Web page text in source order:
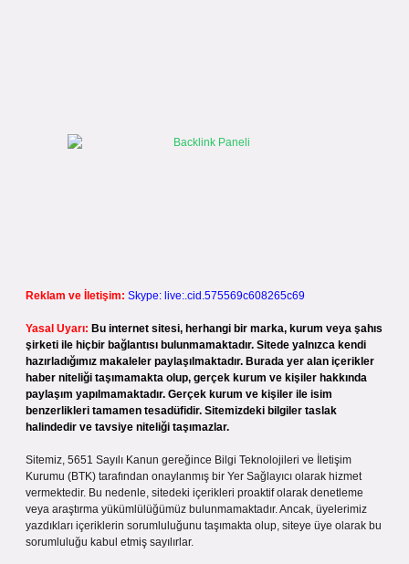
Reklam ve İletişim: Skype: live:.cid.575569c608265c69
Yasal Uyarı: Bu internet sitesi, herhangi bir marka, kurum veya şahıs
şirketi ile hiçbir bağlantısı bulunmamaktadır. Sitede yalnızca kendi
hazırladığımız makaleler paylaşılmaktadır. Burada yer alan içerikler
haber niteliği taşımamakta olup, gerçek kurum ve kişiler hakkında
paylaşım yapılmamaktadır. Gerçek kurum ve kişiler ile isim
benzerlikleri tamamen tesadüfidir. Sitemizdeki bilgiler taslak
halindedir ve tavsiye niteliği taşımazlar.
Sitemiz, 5651 Sayılı Kanun gereğince Bilgi Teknolojileri ve İletişim
Kurumu (BTK) tarafından onaylanmış bir Yer Sağlayıcı olarak hizmet
vermektedir. Bu nedenle, sitedeki içerikleri proaktif olarak denetleme
veya araştırma yükümlülüğümüz bulunmamaktadır. Ancak, üyelerimiz
yazdıkları içeriklerin sorumluluğunu taşımakta olup, siteye üye olarak bu
sorumluluğu kabul etmiş sayılırlar.